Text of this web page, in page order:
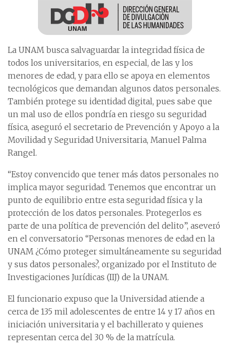
La UNAM busca salvaguardar la integridad física de
todos los universitarios, en especial, de las y los
menores de edad, y para ello se apoya en elementos
tecnológicos que demandan algunos datos personales.
También protege su identidad digital, pues sabe que
un mal uso de ellos pondría en riesgo su seguridad
física, aseguró el secretario de Prevención y Apoyo a la
Movilidad y Seguridad Universitaria, Manuel Palma
Rangel.
“Estoy convencido que tener más datos personales no
implica mayor seguridad. Tenemos que encontrar un
punto de equilibrio entre esta seguridad física y la
protección de los datos personales. Protegerlos es
parte de una política de prevención del delito”, aseveró
en el conversatorio “Personas menores de edad en la
UNAM ¿Cómo proteger simultáneamente su seguridad
y sus datos personales?, organizado por el Instituto de
Investigaciones Jurídicas (IIJ) de la UNAM.
El funcionario expuso que la Universidad atiende a
cerca de 135 mil adolescentes de entre 14 y 17 años en
iniciación universitaria y el bachillerato y quienes
representan cerca del 30 % de la matrícula.